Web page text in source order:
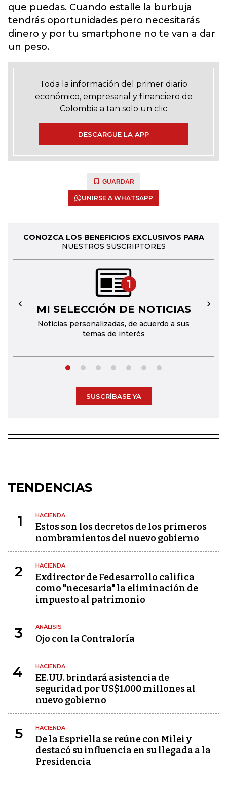
que puedas. Cuando estalle la burbuja
tendrás oportunidades pero necesitarás
dinero y por tu smartphone no te van a dar
un peso.
Toda la información del primer diario
económico, empresarial y financiero de
Colombia a tan solo un clic
DESCARGUE LA APP
GUARDAR
UNIRSE A WHATSAPP
CONOZCA LOS BENEFICIOS EXCLUSIVOS PARA
NUESTROS SUSCRIPTORES
1
MI SELECCIÓN DE NOTICIAS
Noticias personalizadas, de acuerdo a sus
temas de interés
← →
SUSCRÍBASE YA
TENDENCIAS
1 HACIENDA
Estos son los decretos de los primeros
nombramientos del nuevo gobierno
2 HACIENDA
Exdirector de Fedesarrollo califica
como "necesaria" la eliminación de
impuesto al patrimonio
3 ANÁLISIS
Ojo con la Contraloría
4 HACIENDA
EE.UU. brindará asistencia de
seguridad por US$1.000 millones al
nuevo gobierno
5 HACIENDA
De la Espriella se reúne con Milei y
destacó su influencia en su llegada a la
Presidencia